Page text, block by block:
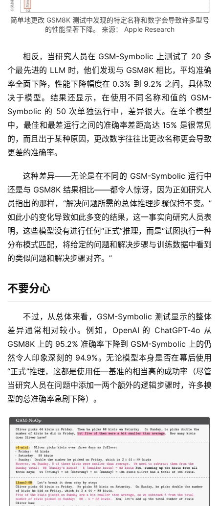
简单地更改 GSM8K 测试中发现的特定名称和数字会导致许多型号
的性能显著下降。 来源： Apple Research
相反，当研究人员在 GSM-Symbolic 上测试了 20 多
个最先进的 LLM 时，他们发现与 GSM8K 相比，平均准确
率全面下降，性能下降幅度在 0.3% 到 9.2% 之间，具体取
决于模型。结果还显示，在使用不同名称和值的 GSM-
Symbolic 的 50 次单独运行中，差异很大。在单个模型
中，最佳和最差运行之间的准确率差距高达 15% 是很常见
的，而且出于某种原因，更改数字往往比更改名称更会导致
更差的准确率。
这种差异——无论是在不同的 GSM-Symbolic 运行中
还是与 GSM8K 结果相比——都令人惊讶，因为正如研究人
员指出的那样，“解决问题所需的总体推理步骤保持不变。”
如此小的变化导致如此多变的结果，这一事实向研究人员表
明，这些模型没有进行任何“正式”推理，而是“试图执行一种
分布模式匹配，将给定的问题和解决步骤与训练数据中看到
的类似问题和解决步骤对齐。”
不要分心
不过，从总体来看，GSM-Symbolic 测试显示的整体
差异通常相对较小。例如，OpenAI 的 ChatGPT-4o 从
GSM8K 上的 95.2% 准确率下降到 GSM-Symbolic 上的仍
然令人印象深刻的 94.9%。无论模型本身是否在幕后使用
“正式”推理，这都是使用任一基准的相当高的成功率（尽管
当研究人员在问题中添加一两个额外的逻辑步骤时，许多模
型的总准确率急剧下降）。